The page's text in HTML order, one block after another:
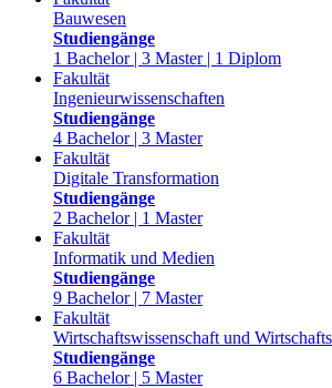
Bauwesen
Studiengänge
1 Bachelor | 3 Master | 1 Diplom
Fakultät
Ingenieurwissenschaften
Studiengänge
4 Bachelor | 3 Master
Fakultät
Digitale Transformation
Studiengänge
2 Bachelor | 1 Master
Fakultät
Informatik und Medien
Studiengänge
9 Bachelor | 7 Master
Fakultät
Wirtschaftswissenschaft und
Studiengänge
6 Bachelor | 5 Master